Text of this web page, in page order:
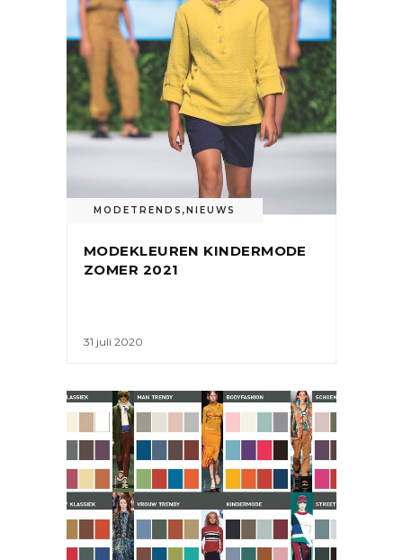
MODETRENDS ,NIEUWS
MODEKLEUREN KINDERMODE
ZOMER 2021
31 juli 2020